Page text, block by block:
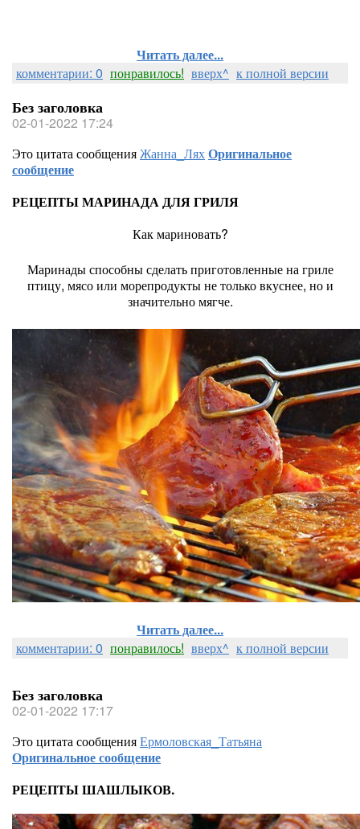
Читать далее...
комментарии: 0 понравилось! вверх^ к полной версии
Без заголовка
02-01-2022 17:24
Это цитата сообщенияЖанна_ЛяхОригинальное
сообщение
РЕЦЕПТЫ МАРИНАДА ДЛЯ ГРИЛЯ
Как мариновать?
Маринады способны сделать приготовленные на гриле
птицу, мясо или морепродукты не только вкуснее, но и
значительно мягче.
Читать далее...
комментарии: 0 понравилось! вверх^ к полной версии
Без заголовка
02-01-2022 17:17
Это цитата сообщенияЕрмоловская_Татьяна
Оригинальное сообщение
РЕЦЕПТЫ ШАШЛЫКОВ.